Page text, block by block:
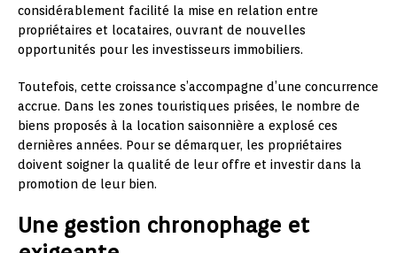
considérablement facilité la mise en relation entre
propriétaires et locataires, ouvrant de nouvelles
opportunités pour les investisseurs immobiliers.
Toutefois, cette croissance s’accompagne d’une concurrence
accrue. Dans les zones touristiques prisées, le nombre de
biens proposés à la location saisonnière a explosé ces
dernières années. Pour se démarquer, les propriétaires
doivent soigner la qualité de leur offre et investir dans la
promotion de leur bien.
Une gestion chronophage et